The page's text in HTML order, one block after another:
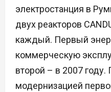
электростанция в
двух реакторов
каждый. Первый
коммерческую
второй – в 2007 году.
модернизацией